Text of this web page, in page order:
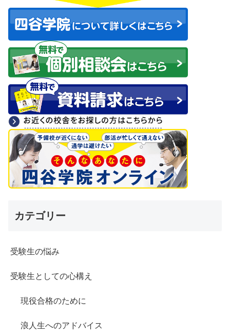
カテゴリー
受験生の悩み
受験生としての心構え
現役合格のために
浪人生へのアドバイス